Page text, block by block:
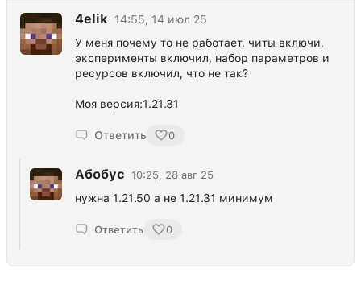
4elik
14:55, 14 июл 25
У меня почему то не работает, читы включи,
эксперименты включил, набор параметров и
ресурсов включил, что не так?
Моя версия:1.21.31
Ответить 0
Абобус 10:25, 28 авг 25
нужна 1.21.50 а не 1.21.31 минимум
Ответить 0